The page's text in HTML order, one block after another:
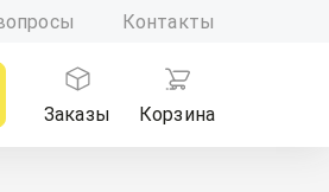
Контакты
Заказы
Корзина